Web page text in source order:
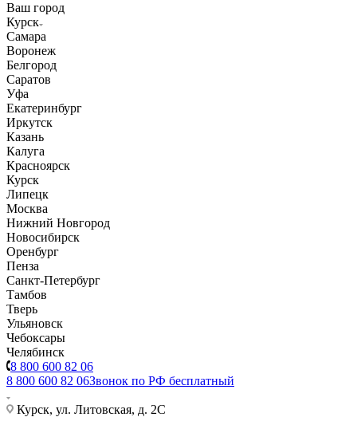
Ваш город
Курск
Самара
Воронеж
Белгород
Саратов
Уфа
Екатеринбург
Иркутск
Казань
Калуга
Красноярск
Курск
Липецк
Москва
Нижний Новгород
Новосибирск
Оренбург
Пенза
Санкт-Петербург
Тамбов
Тверь
Ульяновск
Чебоксары
Челябинск
8 800 600 82 06
8 800 600 82 06Звонок по РФ бесплатный
Курск, ул. Литовская, д. 2С